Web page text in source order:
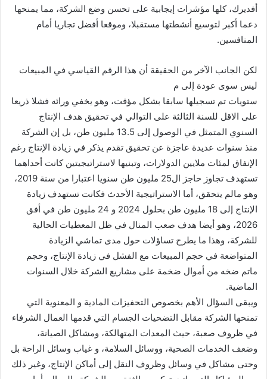
أفديرك، كلها مؤشرات إيجابية على تحسن وضع الشركة، مما يمنحها
دعما أكبر لتوسيع أنشطتها مستقبلا، وموقعا أفضل تجاريا أمام
المنافسين.
لكن الجانب الآخر من الحقيقة أن هذا الرقم القياسي في المبيعات
ليس سوى عودة إلى م
ستويات تم تسجيلها سابقا بشكل مؤقت، وهو يخفي ورائه فشلا ذريعا
على الاقل للسنة الثالثة على التوالي في تحقيق هدف الإنتاج
السنوي المتمثل في الوصول إلى 13.5 مليون طن، بل إن الشركة
منذ سنوات عديدة عاجزة عن تحقيق تقدم يذكر في زيادة الإنتاج رغم
الإنفاق لمئات ملايين الدولارات، وتبنيها لاستراتيجيتين كانت أحداهما
تستهدف تجاوز حاجز ال25 مليون طن سنويا اعتبارا من سنة 2019،
وهو مالم يتحقق، أما الاستراتيجية الأحدث فكانت تستهدف زيادة
الإنتاج إلى 18 مليون طن بحلول 2024 و 24 مليون طن في أفق
2026، وهو أيضا هدف صعب المنال في ظل المعطيات الحالية
للشركة، وهذا ما يطرح تساؤلات حول مدى تماشي الزيادة
المتواضعة في حجم المبيعات مع الفشل في زيادة الإنتاج، وحجم
ماتم ضخه من أموال ضخمة على مشاريع الشركة خلال السنوات
الماضية.
ويبقى السؤال الأهم بخصوص التحفيزات المادية و المعنوية التي
تمنحها الشركة مقابل التضحيات الجسام التي قدمها العمال الشرفاء
في ظروف صعبة، حيث المعدات المتهالكة، ومشاكل الصيانة،
وضعف الخدمات الصحية، ووسائل السلامة، و غياب وسائل الراحة بل
وحتى مشاكل في وسائل وظروف النقل إلى أماكن الإنتاج، وغير ذلك